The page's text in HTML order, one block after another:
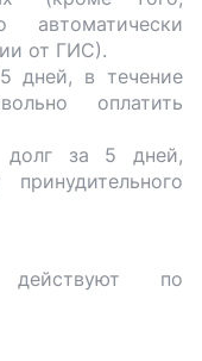
автоматически
от ГИС).
дней, в течение
оплатить
долг за 5 дней,
действуют по